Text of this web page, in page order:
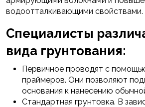
водоотталкивающими свойствами.
Специалисты
вида грунтования:
Первичное проводят с
праймеров. Они позволяют
основания к нанесению
Стандартная грунтовка. В